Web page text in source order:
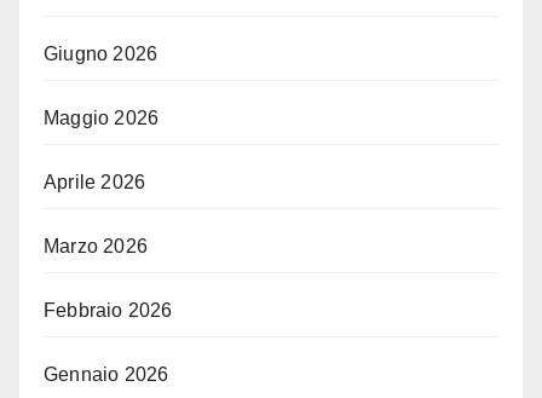
Giugno 2026
Maggio 2026
Aprile 2026
Marzo 2026
Febbraio 2026
Gennaio 2026